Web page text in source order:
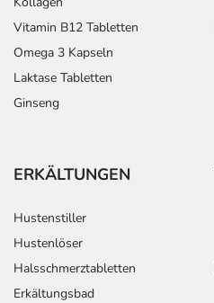
Vitamin B12 Tabletten
Omega 3 Kapseln
Laktase Tabletten
Ginseng
ERKÄLTUNGEN
Hustenstiller
Hustenlöser
Halsschmerztabletten
Erkältungsbad